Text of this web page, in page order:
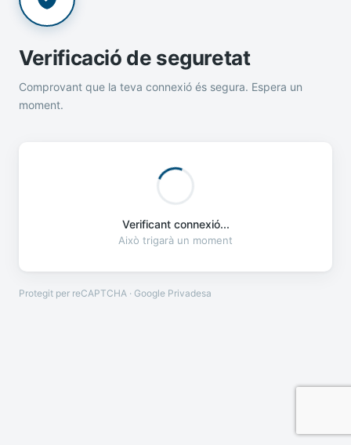
Verificació de seguretat
Comprovant que la teva connexió és segura. Espera un
moment.
Verificant connexió...
Això trigarà un moment
Protegit per reCAPTCHA · Google Privadesa